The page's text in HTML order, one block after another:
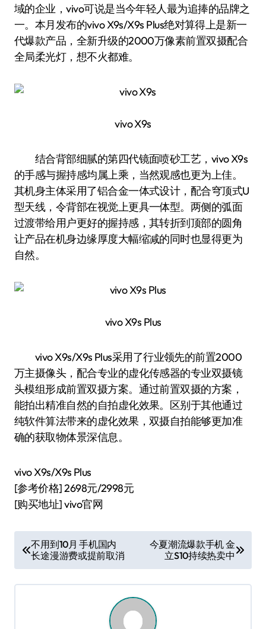
域的企业，vivo可说是当今年轻人最为追捧的品牌之
一。本月发布的vivo X9s/X9s Plus绝对算得上是新一
代爆款产品，全新升级的2000万像素前置双摄配合
全局柔光灯，想不火都难。
vivo X9s
结合背部细腻的第四代镜面喷砂工艺，vivo X9s
的手感与握持感均属上乘，当然观感也更为上佳。
其机身主体采用了铝合金一体式设计，配合穹顶式U
型天线，令背部在视觉上更具一体型。两侧的弧面
过渡带给用户更好的握持感，其转折到顶部的圆角
让产品在机身边缘厚度大幅缩减的同时也显得更为
自然。
vivo X9s Plus
vivo X9s/X9s Plus采用了行业领先的前置2000
万主摄像头，配合专业的虚化传感器的专业双摄镜
头模组形成前置双摄方案。通过前置双摄的方案，
能拍出精准自然的自拍虚化效果。区别于其他通过
纯软件算法带来的虚化效果，双摄自拍能够更加准
确的获取物体景深信息。
vivo X9s/X9s Plus
[参考价格] 2698元/2998元
[购买地址] vivo官网
章
导
不用到10月 手机国内
长途漫游费或提前取消
今夏潮流爆款手机 金
立S10持续热卖中